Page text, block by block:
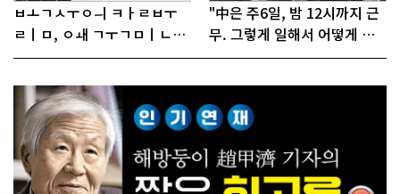
ㅂㅗㄱㅅㅜㅇㅢ ㅋㅏㄹㅂㅜ
ㄹㅣㅁ, ㅇㅙ ㄱㅜㄱㅁㅣㄴㄷ
ㅡㄹㅇㅣ ㄷㅏㅇㅎㅐㅇㅑ ㅎ
"中은 주6일, 밤 12시까지 근
무. 그렇게 일해서 어떻게 경
쟁하냐 반문하더라"